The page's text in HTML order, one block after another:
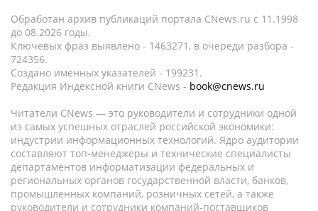
Обработан архив публикаций портала CNews.ru c 11.1998
до 08.2026 годы.
Ключевых фраз выявлено - 1463271, в очереди разбора -
724356.
Создано именных указателей - 199231.
Редакция Индексной книги CNews - book@cnews.ru
Читатели CNews — это руководители и сотрудники одной
из самых успешных отраслей российской экономики:
индустрии информационных технологий. Ядро аудитории
составляют топ-менеджеры и технические специалисты
департаментов информатизации федеральных и
региональных органов государственной власти, банков,
промышленных компаний, розничных сетей, а также
руководители и сотрудники компаний-поставщиков